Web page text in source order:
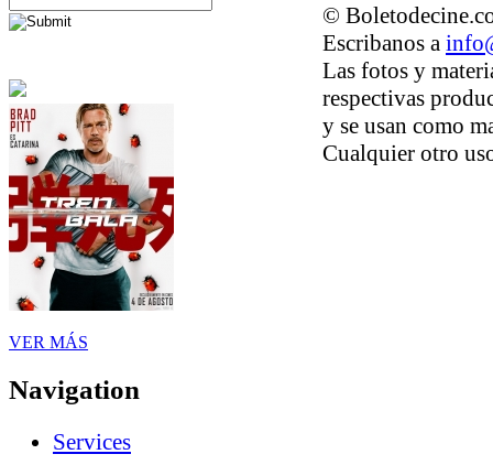
VER MÁS
Navigation
Services
©
Escribanos a
Las fotos y
respectivas
y se usan como
Cualquier otro